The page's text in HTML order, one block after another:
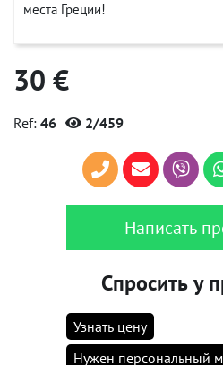
места Греции!
30 €
Ref: 46 2/459
Написать
Спросить у
Узнать цену
Нужен персональный